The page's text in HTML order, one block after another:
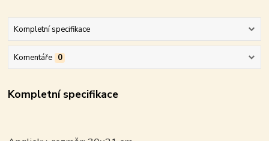
Kompletní specifikace
Komentáře 0
Kompletní specifikace